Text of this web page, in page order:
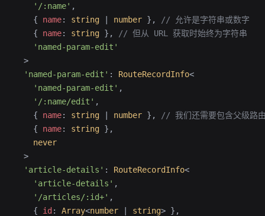
    '/:name'
,
    {
name: string number },
// 允许是字符串或数字
    {
name: string },
// 但从 URL 获取时始终为字符串
    'named-param-edit'
  >
  'named-param-edit'
: RouteRecordInfo<
    'named-param-edit'
,
    '/:name/edit'
,
    {
name: string number },
// 我们还需要包含父级路
    {
name: string },
    never
  >
  'article-details'
: RouteRecordInfo<
    'article-details'
,
    '/articles/:id+'
,
    {
id : Array<number string> },